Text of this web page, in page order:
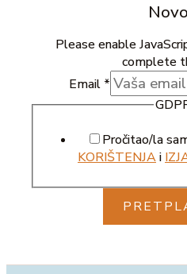
Please enable
complete
Email *
Pročitao/la
KORIŠTENJAi